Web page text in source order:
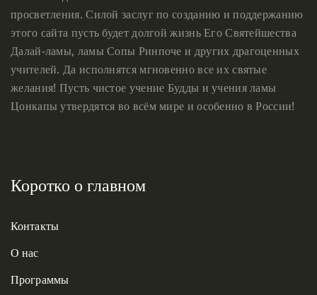
просветления. Силой заслуг по созданию и поддержанию
этого сайта пусть будет долгой жизнь Его Святейшества
Далай-ламы, ламы Сопы Ринпоче и других драгоценных
учителей. Да исполнятся мгновенно все их святые
желания! Пусть чистое учение Будды и учения ламы
Цонкапы утвердятся во всём мире и особенно в России!
Коротко о главном
Контакты
О нас
Программы